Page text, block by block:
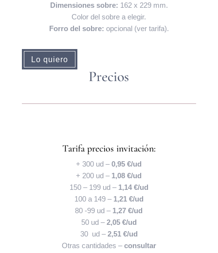
Dimensiones sobre: 162 x 229 mm.
Color del sobre a elegir.
Forro del sobre: opcional (ver tarifa).
Lo quiero
Precios
Tarifa precios invitación:
+ 300 ud –0,95 €/ud
+ 200 ud – 1,08 €/ud
150 – 199 ud – 1,14 €/ud
100 a 149 – 1,21 €/ud
80 -99 ud – 1,27 €/ud
50 ud –2,05 €/ud
30 ud –2,51 €/ud
Otras cantidades –consultar